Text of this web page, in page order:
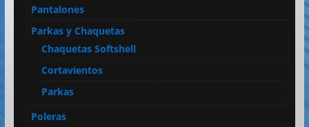
Pantalones
Parkas y Chaquetas
Chaquetas Softshell
Cortavientos
Parkas
Poleras